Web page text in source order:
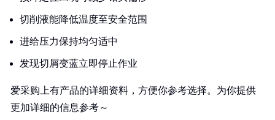
切削液能降低温度至安全范围
进给压力保持均匀适中
发现切屑变蓝立即停止作业
爱采购上有产品的详细资料，方便你参考选择。为你提供
更加详细的信息参考～